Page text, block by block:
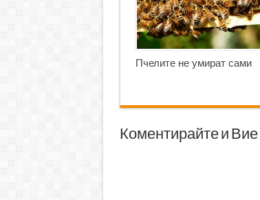
Пчелите не умират сами
Коментирайте и Вие